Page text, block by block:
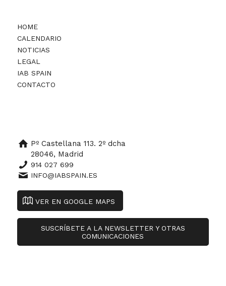
HOME
CALENDARIO
NOTICIAS
LEGAL
IAB SPAIN
CONTACTO
Pº Castellana 113. 2º dcha
28046, Madrid
914 027 699
INFO@IABSPAIN.ES
VER EN GOOGLE MAPS
SUSCRÍBETE A LA NEWSLETTER Y OTRAS
COMUNICACIONES